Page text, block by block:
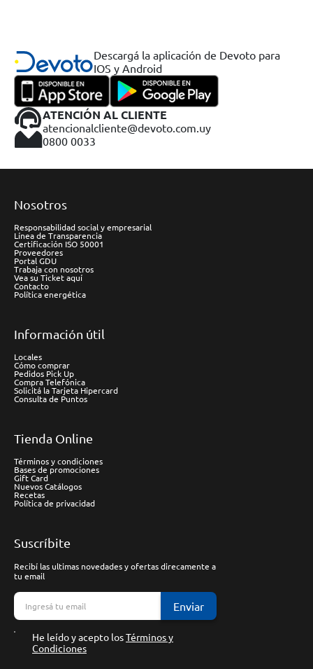
Descargá la aplicación de Devoto para
IOS y Android
ATENCIÓN AL CLIENTE
atencionalcliente@devoto.com.uy
0800 0033
Nosotros
Responsabilidad social y empresarial
Línea de Transparencia
Certificación ISO 50001
Proveedores
Portal GDU
Trabaja con nosotros
Vea su Ticket aquí
Contacto
Política energética
Información útil
Locales
Cómo comprar
Pedidos Pick Up
Compra Telefónica
Solicitá la Tarjeta Hipercard
Consulta de Puntos
Tienda Online
Términos y condiciones
Bases de promociones
Gift Card
Nuevos Catálogos
Recetas
Política de privacidad
Suscríbite
Recibí las ultimas novedades y ofertas direcamente a
tu email
Enviar
He leído y acepto losTérminos y
Condiciones